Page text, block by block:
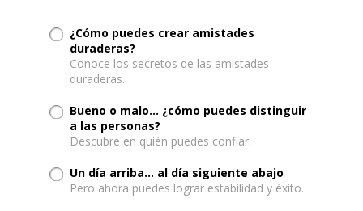
¿Cómo puedes crear amistades
duraderas?
Conoce los secretos de las amistades
duraderas.
Bueno o malo… ¿cómo puedes distinguir
a las personas?
Descubre en quién puedes confiar.
Un día arriba... al día siguiente abajo
Pero ahora puedes lograr estabilidad y éxito.